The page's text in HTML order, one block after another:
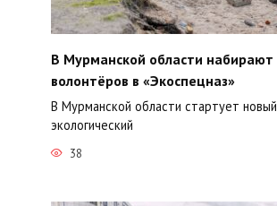
В Мурманской области набирают
волонтёров в «Экоспецназ»
В Мурманской области стартует новый
экологический
38